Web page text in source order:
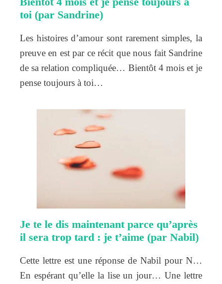
toi (par Sandrine)
Les histoires d’amour sont rarement simples, la
preuve en est par ce récit que nous fait Sandrine
de sa relation compliquée… Bientôt 4 mois et je
pense toujours à toi…
Je te le dis maintenant parce qu’après
il sera trop tard : je t’aime (par Nabil)
Cette lettre est une réponse de Nabil pour N…
En espérant qu’elle la lise un jour… Une lettre